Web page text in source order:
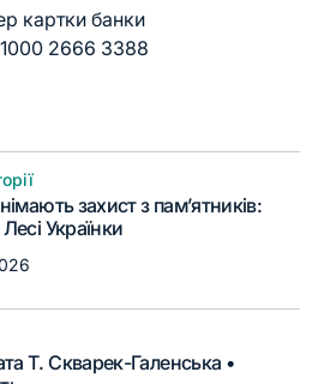
картки банки
2666 3388
захист з пам’ятників:
Українки
Т. Скварек-Галенська •